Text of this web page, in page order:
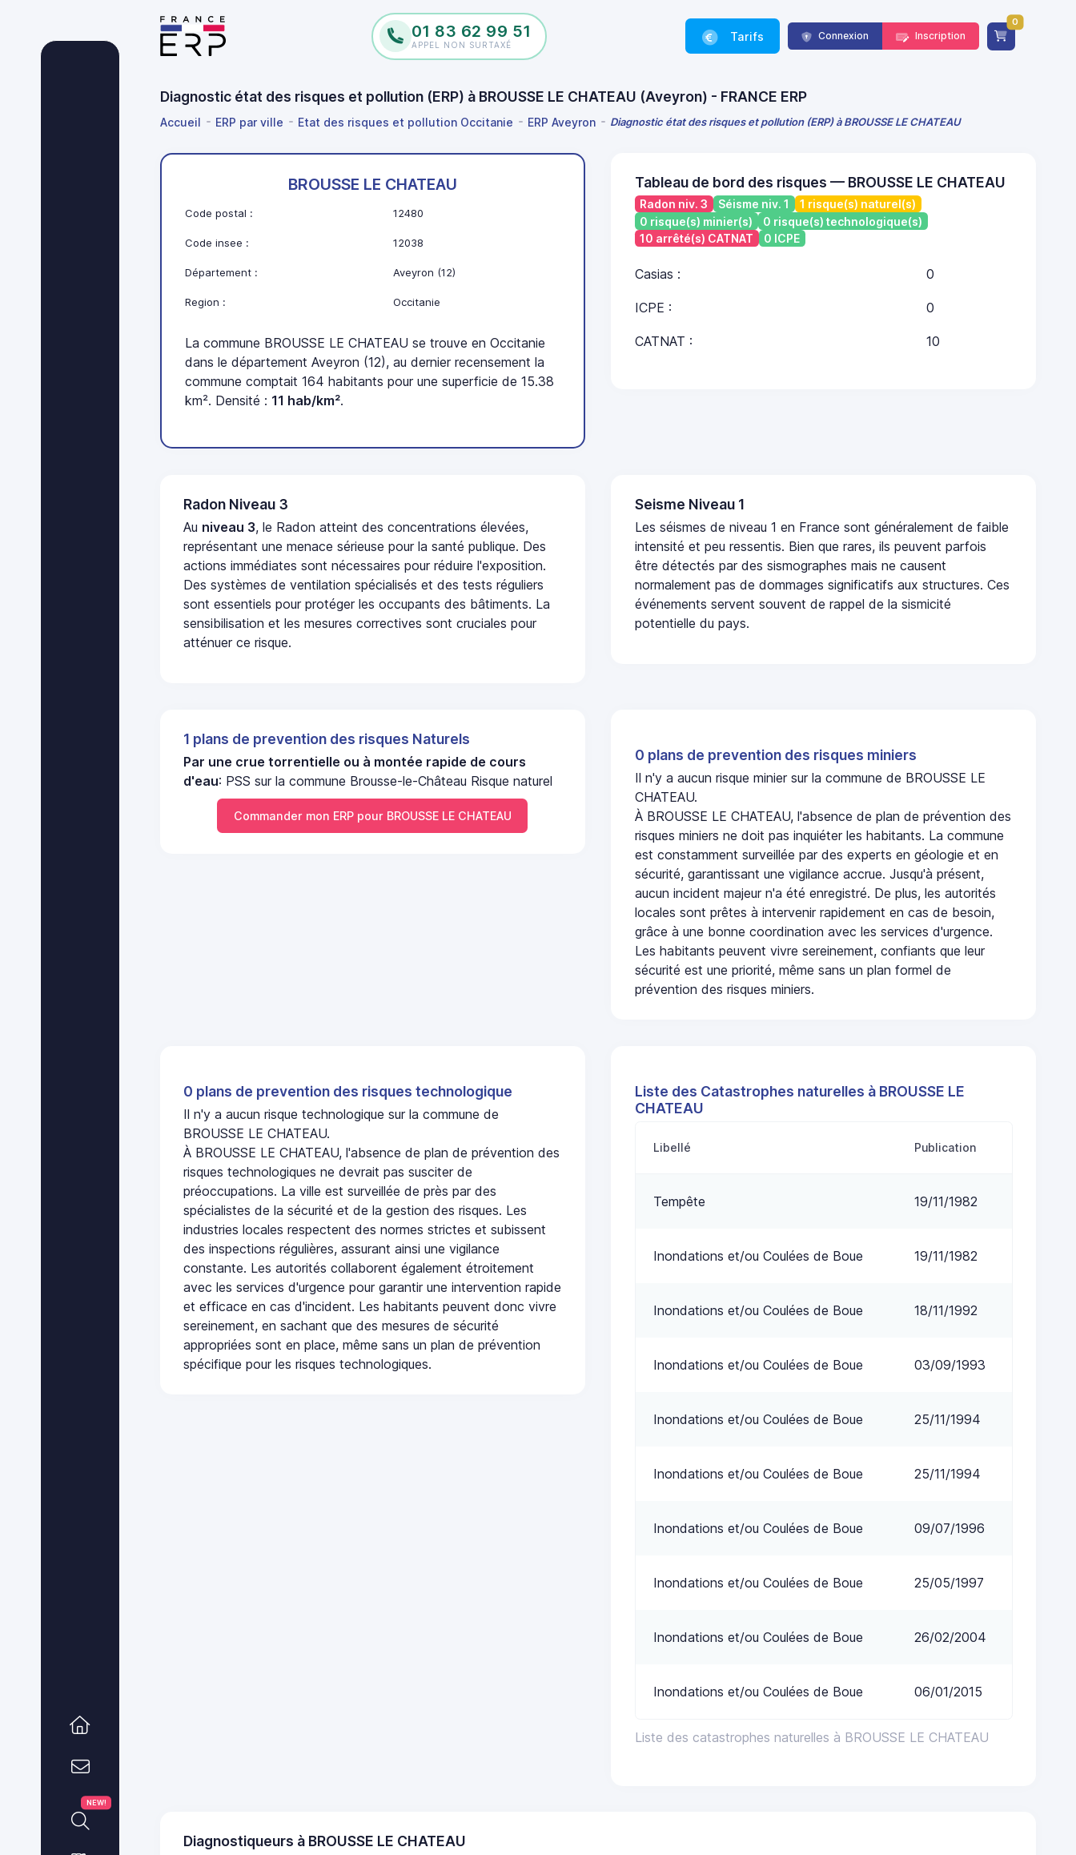
01 83 62 99 51
APPEL NON SURTAXÉ
Tarifs Connexion Inscription
0
Diagnostic état des risques et pollution (ERP) à BROUSSE LE CHATEAU (Aveyron) - FRANCE ERP
Accueil ERP par ville Etat des risques et pollution Occitanie ERP Aveyron Diagnostic état des risques et pollution (ERP) à BROUSSE LE CHATEAU
NEW!
BROUSSE LE CHATEAU
Code postal : 12480
Code insee : 12038
Département : Aveyron (12)
Region : Occitanie
La commune BROUSSE LE CHATEAU se trouve en Occitanie
dans le département Aveyron (12), au dernier recensement la
commune comptait 164 habitants pour une superficie de 15.38
km². Densité : 11 hab/km².
Tableau de bord des risques — BROUSSE LE CHATEAU
Radon niv. 3 Séisme niv. 1
1 risque(s) naturel(s)
0 risque(s) minier(s)
0 risque(s) technologique(s)
10 arrêté(s) CATNAT
0 ICPE
Casias : 0
ICPE : 0
CATNAT : 10
Radon Niveau 3
Au niveau 3, le Radon atteint des concentrations élevées,
représentant une menace sérieuse pour la santé publique. Des
actions immédiates sont nécessaires pour réduire l'exposition.
Des systèmes de ventilation spécialisés et des tests réguliers
sont essentiels pour protéger les occupants des bâtiments. La
sensibilisation et les mesures correctives sont cruciales pour
atténuer ce risque.
Seisme Niveau 1
Les séismes de niveau 1 en France sont généralement de faible
intensité et peu ressentis. Bien que rares, ils peuvent parfois
être détectés par des sismographes mais ne causent
normalement pas de dommages significatifs aux structures. Ces
événements servent souvent de rappel de la sismicité
potentielle du pays.
1 plans de prevention des risques Naturels
Par une crue torrentielle ou à montée rapide de cours
d'eau: PSS sur la commune Brousse-le-Château Risque naturel
Commander mon ERP pour BROUSSE LE CHATEAU
0 plans de prevention des risques miniers
Il n'y a aucun risque minier sur la commune de BROUSSE LE
CHATEAU.
À BROUSSE LE CHATEAU, l'absence de plan de prévention des
risques miniers ne doit pas inquiéter les habitants. La commune
est constamment surveillée par des experts en géologie et en
sécurité, garantissant une vigilance accrue. Jusqu'à présent,
aucun incident majeur n'a été enregistré. De plus, les autorités
locales sont prêtes à intervenir rapidement en cas de besoin,
grâce à une bonne coordination avec les services d'urgence.
Les habitants peuvent vivre sereinement, confiants que leur
sécurité est une priorité, même sans un plan formel de
prévention des risques miniers.
0 plans de prevention des risques technologique
Il n'y a aucun risque technologique sur la commune de
BROUSSE LE CHATEAU.
À BROUSSE LE CHATEAU, l'absence de plan de prévention des
risques technologiques ne devrait pas susciter de
préoccupations. La ville est surveillée de près par des
spécialistes de la sécurité et de la gestion des risques. Les
industries locales respectent des normes strictes et subissent
des inspections régulières, assurant ainsi une vigilance
constante. Les autorités collaborent également étroitement
avec les services d'urgence pour garantir une intervention rapide
et efficace en cas d'incident. Les habitants peuvent donc vivre
sereinement, en sachant que des mesures de sécurité
appropriées sont en place, même sans un plan de prévention
spécifique pour les risques technologiques.
Liste des Catastrophes naturelles à BROUSSE LE
CHATEAU
Liste des catastrophes naturelles à BROUSSE LE CHATEAU
Libellé Publication
Tempête 19/11/1982
Inondations et/ou Coulées de Boue 19/11/1982
Inondations et/ou Coulées de Boue 18/11/1992
Inondations et/ou Coulées de Boue 03/09/1993
Inondations et/ou Coulées de Boue 25/11/1994
Inondations et/ou Coulées de Boue 25/11/1994
Inondations et/ou Coulées de Boue 09/07/1996
Inondations et/ou Coulées de Boue 25/05/1997
Inondations et/ou Coulées de Boue 26/02/2004
Inondations et/ou Coulées de Boue 06/01/2015
Diagnostiqueurs à BROUSSE LE CHATEAU